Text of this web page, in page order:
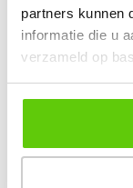
partners kunnen
informatie die u
verzameld op
Nog een
je gaat
Ben je er